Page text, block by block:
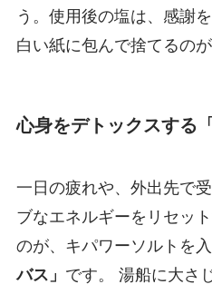
う。使用後の塩は、感謝
白い紙に包んで捨てるの
心身をデトックスする
一日の疲れや、外出先で
ブなエネルギーをリセッ
のが、キパワーソルトを入
バス」 です。 湯船に大さ